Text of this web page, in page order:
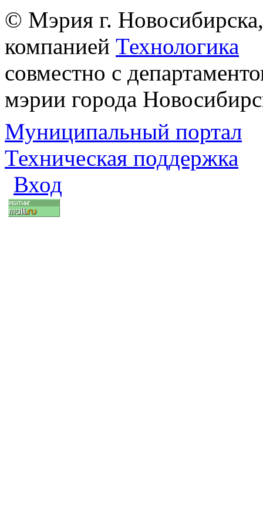
© Мэрия г.
компанией Технологика
совместно с
мэрии города
Муниципальный портал
Техническая поддержка
Вход